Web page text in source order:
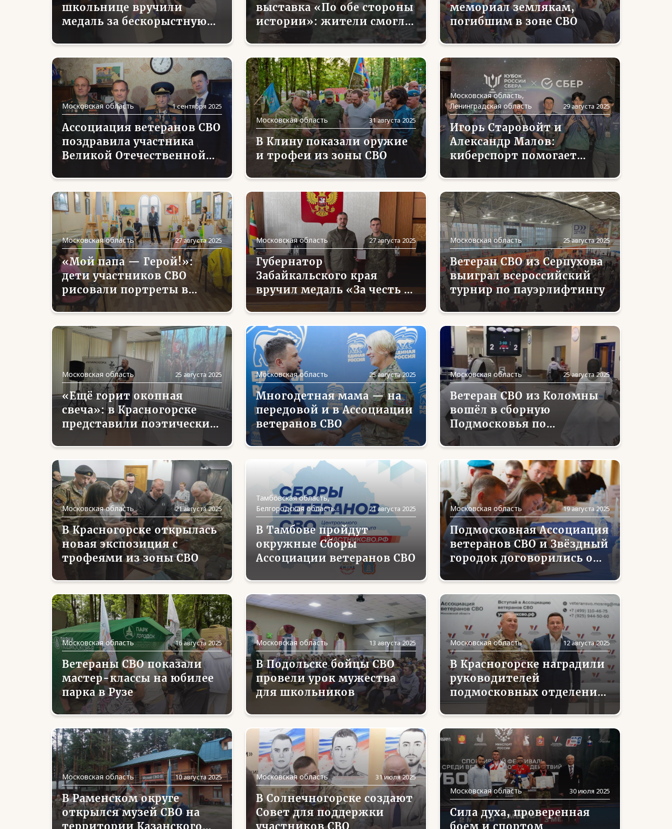
школьнице вручили
медаль за бескорыстную
выставка «По обе стороны
истории»: жители смогли
прикоснуться к военной
реальности
мемориал землякам,
погибшим в зоне СВО
Московская область 1 сентября 2025
Ассоциация ветеранов СВО
поздравила участника
Великой Отечественной
войны с 104-летием
Московская область 31 августа 2025
В Клину показали оружие
и трофеи из зоны СВО
Московская область,
Ленинградская область
29 августа 2025
Игорь Старовойт и
Александр Малов:
киберспорт помогает
формировать бойцовские
качества
Московская область 27 августа 2025
«Мой папа — Герой!»:
дети участников СВО
рисовали портреты в
Одинцовском музее
Московская область 27 августа 2025
Губернатор
Забайкальского края
вручил медаль «За честь и
мужество» ветерану СВО
из Подмосковья
Московская область 25 августа 2025
Ветеран СВО из Серпухова
выиграл всероссийский
турнир по пауэрлифтингу
Московская область 25 августа 2025
«Ещё горит окопная
свеча»: в Красногорске
представили поэтический
сборник о героях СВО
Московская область 25 августа 2025
Многодетная мама — на
передовой и в Ассоциации
ветеранов СВО
Московская область 25 августа 2025
Ветеран СВО из Коломны
вошёл в сборную
Подмосковья по
паралимпийскому
фехтованию
Московская область 21 августа 2025
В Красногорске открылась
новая экспозиция с
трофеями из зоны СВО
Тамбовская область,
Белгородская область...
21 августа 2025
В Тамбове пройдут
окружные Сборы
Ассоциации ветеранов СВО
Московская область 19 августа 2025
Подмосковная Ассоциация
ветеранов СВО и Звёздный
городок договорились о
сотрудничестве
Московская область 16 августа 2025
Ветераны СВО показали
мастер-классы на юбилее
парка в Рузе
Московская область 13 августа 2025
В Подольске бойцы СВО
провели урок мужества
для школьников
Московская область 12 августа 2025
В Красногорске наградили
руководителей
подмосковных отделений
Ассоциации ветеранов СВО
Московская область 10 августа 2025
В Раменском округе
открылся музей СВО на
территории Казанского
Московская область 31 июля 2025
В Солнечногорске создают
Совет для поддержки
участников СВО
Московская область 30 июля 2025
Сила духа, проверенная
боем и спортом